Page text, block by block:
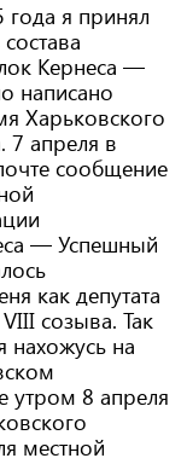
года я принял
Кернеса —
написано
Харьковского
7 апреля в
сообщение
— Успешный
как депутата
созыва. Так
нахожусь на
утром 8 апреля
местной